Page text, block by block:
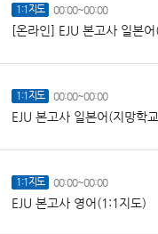
1:1지도 00:00~00:00
[온라인] EJU 본고사 일본
1:1지도 00:00~00:00
EJU 본고사 일본어(지망학
1:1지도 00:00~00:00
EJU 본고사 영어(1:1지도)